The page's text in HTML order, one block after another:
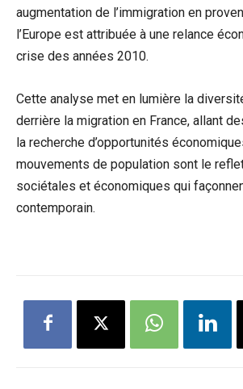
augmentation de l’immigration en
l’Europe est attribuée à une relance
crise des années 2010.
Cette analyse met en lumière la
derrière la migration en France, allant
la recherche d’opportunités
mouvements de population sont le
sociétales et économiques qui
contemporain.